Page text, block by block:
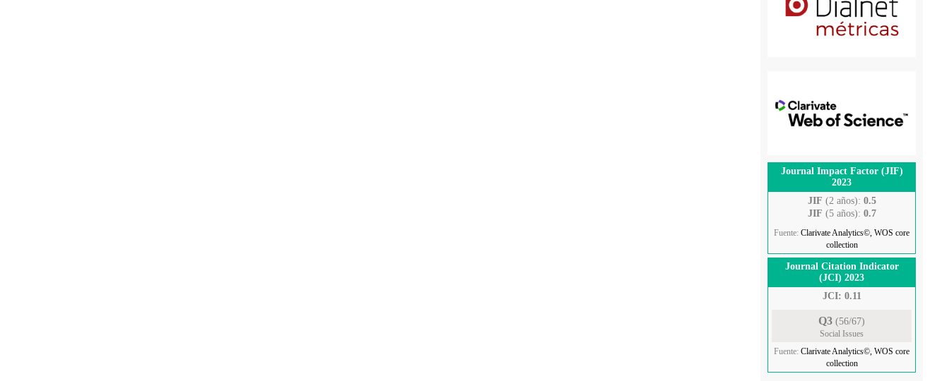
Journal Impact Factor (JIF)
2023
JIF (2 años): 0.5
JIF (5 años): 0.7
Fuente: Clarivate Analytics©, WOS core
collection
Journal Citation Indicator
(JCI) 2023
JCI: 0.11
Q3 (56/67)
Social Issues
Fuente: Clarivate Analytics©, WOS core
collection